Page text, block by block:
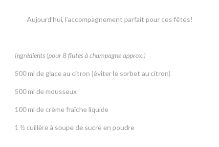
Aujourd’hui, l’accompagnement parfait pour ces fêtes!
Ingrédients (pour 8 flutes à champagne approx.)
500 ml de glace au citron (éviter le sorbet au citron)
500 ml de mousseux
100 ml de crème fraîche liquide
1 ½ cuillère à soupe de sucre en poudre